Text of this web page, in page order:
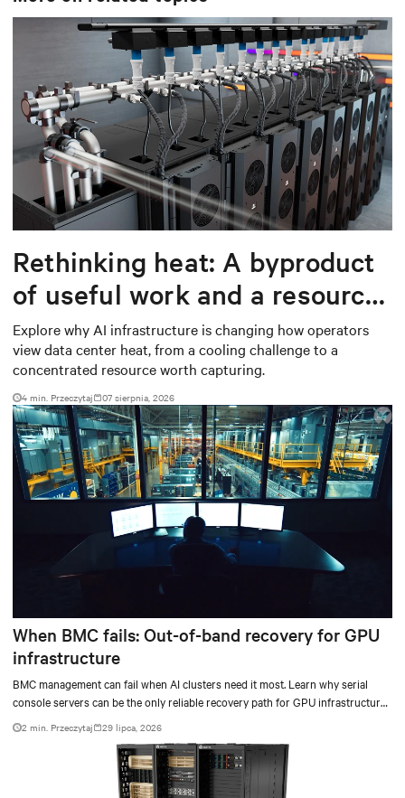
Rethinking heat: A byproduct
of useful work and a resource
worth capturing
Explore why AI infrastructure is changing how operators
view data center heat, from a cooling challenge to a
concentrated resource worth capturing.
4 min. Przeczytaj 07 sierpnia, 2026
When BMC fails: Out-of-band recovery for GPU
infrastructure
BMC management can fail when AI clusters need it most. Learn why serial
console servers can be the only reliable recovery path for GPU infrastructure
at scale.
2 min. Przeczytaj 29 lipca, 2026